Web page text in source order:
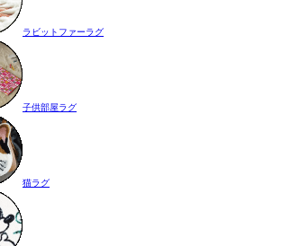
ラビットファーラグ
子供部屋ラグ
猫ラグ